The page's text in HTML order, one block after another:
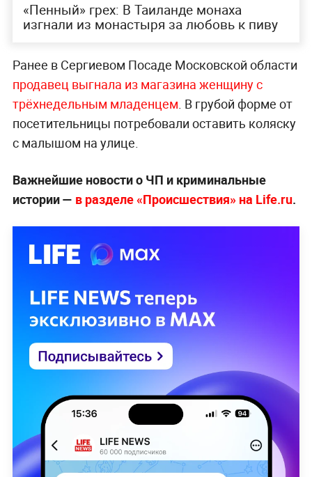
«Пенный» грех: В Таиланде монаха
изгнали из монастыря за любовь к пиву
Ранее в Сергиевом Посаде Московской области
продавец выгнала из магазина женщину с
трёхнедельным младенцем. В грубой форме от
посетительницы потребовали оставить коляску
с малышом на улице.
Важнейшие новости о ЧП и криминальные
истории — в разделе «Происшествия» на Life.ru.